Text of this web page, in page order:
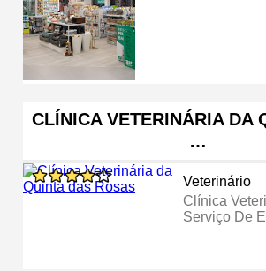
CLÍNICA VETERINÁRIA DA
…
Veterinário
Clínica
Serviço De